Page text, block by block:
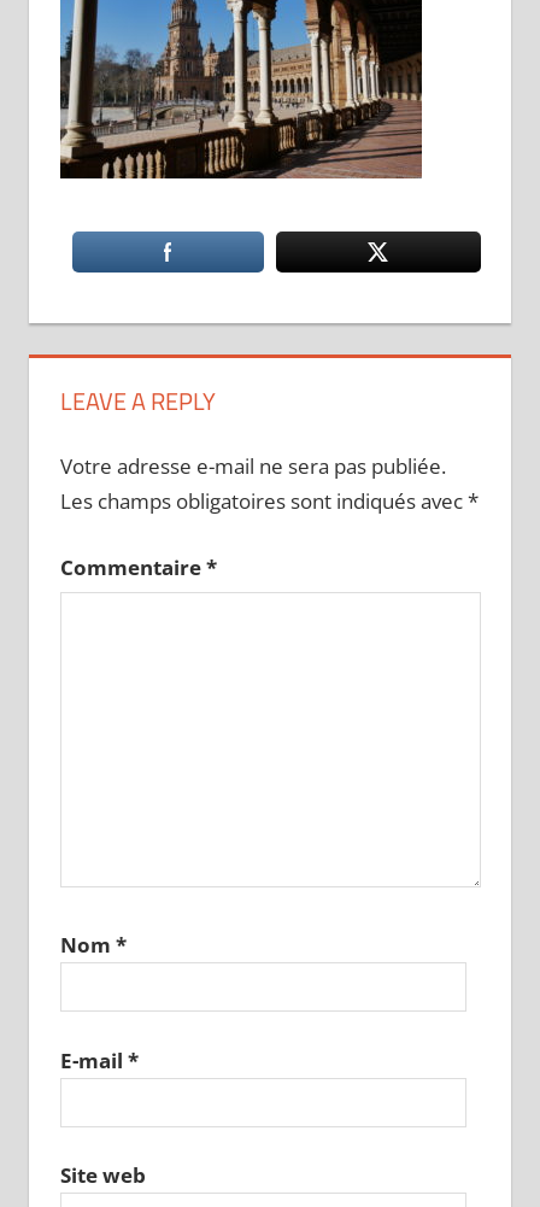
LEAVE A REPLY
Votre adresse e-mail ne sera pas publiée.
Les champs obligatoires sont indiqués avec*
Commentaire*
Nom *
E-mail *
Site web